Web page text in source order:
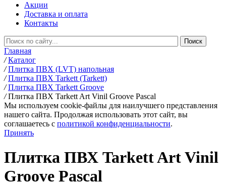
Акции
Доставка и оплата
Контакты
Главная
/ Каталог
/ Плитка ПВХ (LVT) напольная
/ Плитка ПВХ Tarkett (Tarkett)
/ Плитка ПВХ Tarkett Groove
/ Плитка ПВХ Tarkett Art Vinil Groove Pascal
Мы используем cookie-файлы для наилучшего представления
нашего сайта. Продолжая использовать этот сайт, вы
соглашаетесь c политикой конфиденциальности.
Принять
Плитка ПВХ Tarkett Art Vinil
Groove Pascal